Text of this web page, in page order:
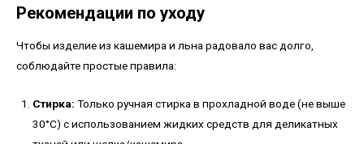
Рекомендации по уходу
Чтобы изделие из кашемира и льна радовало вас долго,
соблюдайте простые правила:
Стирка: Только ручная стирка в прохладной воде (не выше
30°C) с использованием жидких средств для деликатных